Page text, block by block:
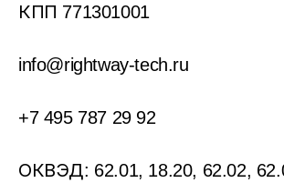
КПП 771301001
info@rightway-tech.ru
+7 495 787 29 92
ОКВЭД: 62.01, 18.20, 62.02,